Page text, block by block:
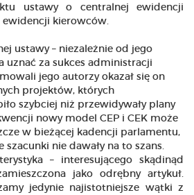
ustawy o centralnej ewidencji
kierowców.
ustawy – niezależnie od jego
uznać za sukces administracji
jego autorzy okazał się on
projektów, których
szybciej niż przewidywały plany
nowy model CEP i CEK może
w bieżącej kadencji parlamentu,
nie dawały na to szans.
– interesującego skądinąd
jako odrębny artykuł.
jedynie najistotniejsze wątki z